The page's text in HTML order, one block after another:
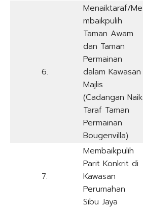
6.
Menaiktaraf/Me
mbaikpulih
Taman Awam
dan Taman
Permainan
dalam Kawasan
Majlis
(Cadangan Naik
Taraf Taman
Permainan
Bougenvilla)
7.
Membaikpulih
Parit Konkrit di
Kawasan
Perumahan
Sibu Jaya